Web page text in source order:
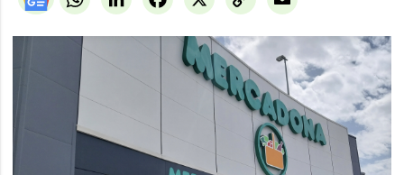
Link